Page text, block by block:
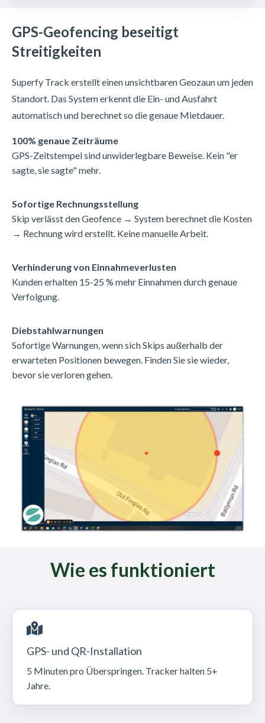
GPS-Geofencing beseitigt
Streitigkeiten
Superfy Track erstellt einen unsichtbaren Geozaun um jeden
Standort. Das System erkennt die Ein- und Ausfahrt
automatisch und berechnet so die genaue Mietdauer.
100% genaue Zeiträume
GPS-Zeitstempel sind unwiderlegbare Beweise. Kein "er
sagte, sie sagte" mehr.
Sofortige Rechnungsstellung
Skip verlässt den Geofence → System berechnet die Kosten
→ Rechnung wird erstellt. Keine manuelle Arbeit.
Verhinderung von Einnahmeverlusten
Kunden erhalten 15-25 % mehr Einnahmen durch genaue
Verfolgung.
Diebstahlwarnungen
Sofortige Warnungen, wenn sich Skips außerhalb der
erwarteten Positionen bewegen. Finden Sie sie wieder,
bevor sie verloren gehen.
Wie es funktioniert
GPS- und QR-Installation
5 Minuten pro Überspringen. Tracker halten 5+
Jahre.